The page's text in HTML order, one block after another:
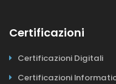
Certificazioni
Certificazioni Digitali
Certificazioni